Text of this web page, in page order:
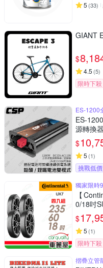
5 (33)
GIANT
$
4.5 (5)
限時下殺
ES-1200
ES-
源轉換
$
5 (1)
挑戰低價
獨家限時
【
0/18吋
$
5 (1)
限時下殺
摺疊立管